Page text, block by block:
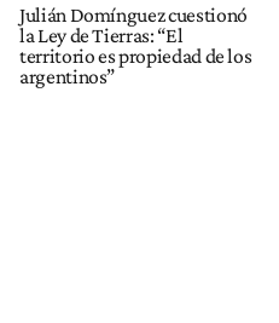
Julián Domínguez cuestionó
la Ley de Tierras: “El
territorio es propiedad de los
argentinos”